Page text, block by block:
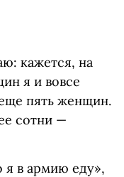
кажется, на
я и вовсе
пять женщин.
сотни —
я в армию еду»,